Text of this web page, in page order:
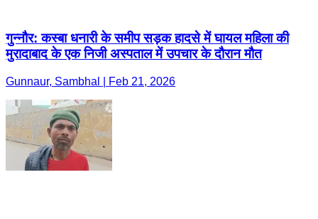
गुन्नौर: कस्बा धनारी के समीप सड़क हादसे में घायल महिला की
मुरादाबाद के एक निजी अस्पताल में उपचार के दौरान मौत
Gunnaur, Sambhal | Feb 21, 2026